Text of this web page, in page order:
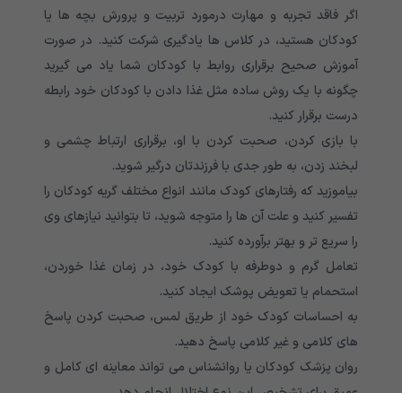
اگر فاقد تجربه و مهارت درمورد تربیت و پرورش بچه ها یا
کودکان هستید، در کلاس ها یادگیری شرکت کنید. در صورت
آموزش صحیح برقراری روابط با کودکان شما یاد می گیرید
چگونه با یک روش ساده مثل غذا دادن با کودکان خود رابطه
درست برقرار کنید.
با بازی کردن، صحبت کردن با او، برقراری ارتباط چشمی و
لبخند زدن، به طور جدی با فرزندتان درگیر شوید.
بیاموزید که رفتارهای کودک مانند انواع مختلف گریه کودکان را
تفسیر کنید و علت آن ها را متوجه شوید، تا بتوانید نیازهای وی
را سریع تر و بهتر برآورده کنید.
تعامل گرم و دوطرفه با کودک خود، در زمان غذا خوردن،
استحمام یا تعویض پوشک ایجاد کنید.
به احساسات کودک خود از طریق لمس، صحبت کردن پاسخ
های کلامی و غیر کلامی پاسخ دهید.
روان پزشک کودکان یا روانشناس می تواند معاینه ای کامل و